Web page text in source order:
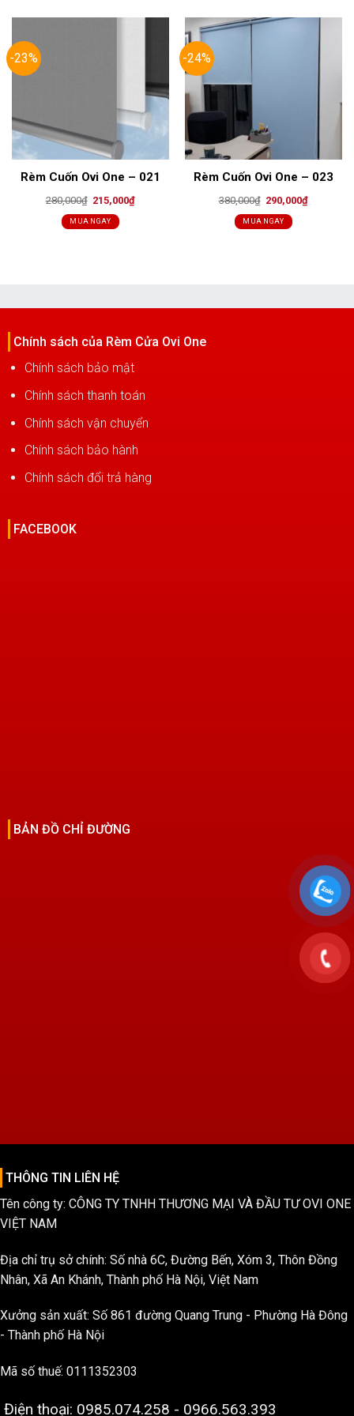
-23%
Rèm Cuốn Ovi One – 021
280,000₫ Original
price
was:
280,000₫.
215,000₫Current
MUA NGAY
-24%
Rèm Cuốn Ovi One – 023
380,000₫ Original
price
was:
380,000₫.
290,000₫Current
MUA NGAY
Chính sách của Rèm Cửa Ovi One
Chính sách bảo mật
Chính sách thanh toán
Chính sách vận chuyển
Chính sách bảo hành
Chính sách đổi trả hàng
FACEBOOK
BẢN ĐỒ CHỈ ĐƯỜNG
THÔNG TIN LIÊN HỆ
Tên công ty: CÔNG TY TNHH THƯƠNG MẠI VÀ ĐẦU TƯ OVI ONE
VIỆT NAM
Địa chỉ trụ sở chính: Số nhà 6C, Đường Bến, Xóm 3, Thôn Đồng
Nhân, Xã An Khánh, Thành phố Hà Nội, Việt Nam
Xưởng sản xuất: Số 861 đường Quang Trung - Phường Hà Đông
- Thành phố Hà Nội
Mã số thuế: 0111352303
Điện thoại: 0985.074.258 - 0966.563.393